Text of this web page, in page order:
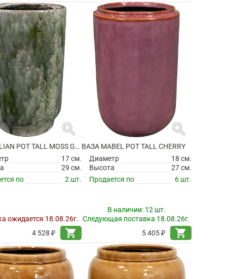
search
ВАЗА JULIAN POT TALL MOSS GREEN
17 см.
29 см.
по
2 шт.
ожидается 18.08.26г.
4 528 ₽
shopping_cart
search
ВАЗА MABEL POT TALL CHERRY
Диаметр
18 см.
Высота
27 см.
Продается по
6 шт.
В наличии: 12 шт.
Следующая поставка 18.08.26г.
5 405 ₽
shopping_cart